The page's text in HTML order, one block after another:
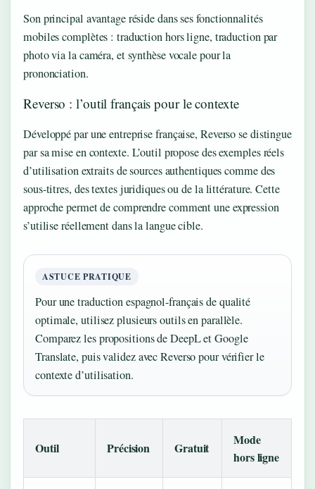
Son principal avantage réside dans ses fonctionnalités
mobiles complètes : traduction hors ligne, traduction par
photo via la caméra, et synthèse vocale pour la
prononciation.
Reverso : l’outil français pour le contexte
Développé par une entreprise française, Reverso se distingue
par sa mise en contexte. L’outil propose des exemples réels
d’utilisation extraits de sources authentiques comme des
sous-titres, des textes juridiques ou de la littérature. Cette
approche permet de comprendre comment une expression
s’utilise réellement dans la langue cible.
ASTUCE PRATIQUE
Pour une traduction espagnol-français de qualité
optimale, utilisez plusieurs outils en parallèle.
Comparez les propositions de DeepL et Google
Translate, puis validez avec Reverso pour vérifier le
contexte d’utilisation.
Outil Précision Gratuit
Mode
hors ligne